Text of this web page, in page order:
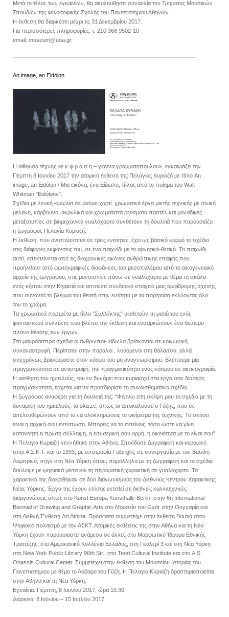
Μετά το τέλος των εγκαινίων, θα ακολουθήσει συναυλία του Τμήματος Μουσικών
Σπουδών της Φιλοσοφικής Σχολής του Πανεπιστημίου Αθηνών.
Η έκθεση θα διαρκέσει μέχρι τις 31 Δεκεμβρίου 2017.
Για περισσότερες πληροφορίες: τ. 210 368 9502-10
email: museum@uoa.gr
An image, an Eidólon
Η αίθουσα τέχνης «ε κ φ ρ α σ η – γιαννα γραμματοπουλου», εγκαινιάζει την
Πέμπτη 8 Ιουνίου 2017 την ατομική έκθεση της Πελαγίας Κυριαζή με τίτλο An
image, an Eidólon / Μια εικόνα, ένα Είδωλο, τίτλος από το ποίημα του Walt
Whitman "Eidólons".
Σχέδια με λευκή κιμωλία σε μαύρο χαρτί, χρωματικά έργα μικτής τεχνικής με σινική
μελάνη, κάρβουνο, ακρυλικά και χρωματιστά ρινίσματα παστέλ και μοναδικές
μεταξοτυπίες σε βιομηχανικό γυαλόχαρτο συνθέτουν τη δουλειά που παρουσιάζει
η ζωγράφος Πελαγία Κυριαζή.
Η έκθεση, που αναπτύσσεται σε τρεις ενότητες, έχει ως βασικό κορμό το σχέδιο
στις διάφορες εκφάνσεις του, σε ένα παιχνίδι με το αρνητικό-θετικό. Το παιχνίδι
αυτό, επεκτείνεται από τις διαχρονικές εικόνες ανθρώπινης επαφής που
προήλθανε από φωτογραφικές διαφάνειες του μεσοπολέμου από το οικογενειακό
αρχείο της ζωγράφου, στις μονοτυπίες πάνω σε γυαλόχαρτο με θέμα τη σκάλα
ενός κήπου στην Κηφισιά και αποτελεί συνδετικό στοιχείο μιας αμφίδρομης σχέσης
που συναντά το βλέμμα του θεατή στην ενότητα με τα πορτραίτα εκλύοντας όλο
του το χρώμα.
Τα χρωματικά πορτρέτα με τίτλο "Συλλέκτης" υιοθετούν τη ματιά του ενός
φανταστικού συλλέκτη που βλέπει την έκθεση και ενσαρκώνουν ένα δεύτερο
πλάνο θέασης των έργων.
Στα μαυρόασπρα σχέδια οι άνθρωποι- είδωλα βρίσκονται σε κοινωνική
συναναστροφή. Περίπατοι στην παραλία , λουόμενοι στη θάλασσα, αλλά
συγχρόνως βρισκόμαστε στον κόσμο του μη αναγνωρίσιμου. Βλέπουμε μια
πραγματικότητα σε αντιστροφή, την πραγματικότητα ενός κόσμου σε ακτινογραφία.
H αίσθηση του ημιτελούς, του εν δυνάμει που κυριαρχεί στα έργα σαν δεύτερη
πραγματικότητα, έρχεται για να προσδιορίσει το συναισθηματικό σχέδιο.
Η ζωγράφος αναφέρει για τη δουλειά της: "Φέρνω στη σκέψη μου τα σχέδια με τη
δυναμική του ημιτελούς, τα skizze, όπως τα αποκαλούσε ο Γύζης, που σε
απελευθερώνουν από το να ολοκληρώσεις το φινίρισμα της τεχνικής. Το σκίτσο
είναι η αρχική σου εντύπωση. Μπορείς να τo εντείνεις, τόσο ώστε να γίνει
κατανοητή η πρώτη σύλληψη, η εσωτερική σου ορμή, η οικειότητα με το είναι σου"
H Πελαγία Κυριαζή γεννήθηκε στην Αθήνα. Σπούδασε ζωγραφική και κεραμική
στην Α.Σ.Κ.Τ. και το 1993, με υποτροφία Fulbright, σε συνεργασία με τον Βασίλη
Λαμπρινό, πήγε στη Νέα Υόρκη όπου, παράλληλα με τη ζωγραφική και το σχέδιο
δούλεψε με ψηφιακά μέσα και τη πειραματική χαρακτική σε γυαλόχαρτο. Τα
χαρακτικά της διακρίθηκαν σε δύο διαγωνισμούς του Διεθνούς Κέντρου Χαρακτικής
Νέας Υόρκης. Έργα της έχουν επίσης εκτεθεί σε διεθνείς καλλιτεχνικές
διοργανώσεις όπως στο Kunst Europa Kunsthalle Berlin, στην 6η International
Biennial of Drawing and Graphic Arts στο Μουσείο του Györ στην Ουγγαρία και
στη Διεθνή Έκθεση Art Athina. Πρόσφατα συμμετείχε στην έκθεση Βουτιά στον
Ψηφιακό πολιτισμό με την ΑΣΚΤ. Ατομικές εκθέσεις της στην Αθήνα και τη Νέα
Υόρκη έχουν παρουσιαστεί ανάμεσα σε άλλες στο Μορφωτικό Ίδρυμα Εθνικής
Τραπέζης, στο Αμερικανικό Κολλέγιο Ελλάδος, στη Γκαλερί 3 και στη Νέα Υόρκη
στη New York Public Library 96th Str., στο Tenri Cultural Institute και στο A.S.
Onassis Cultural Center. Συμμετέχει στην έκθεση του Μουσείου Ιστορίας του
Πανεπιστήμιου με θέμα το Λάβαρο του Γύζη. Η Πελαγία Κυριαζή δραστηριοποιείται
στην Αθήνα και τη Νέα Υόρκη.
Εγκαίνια: Πέμπτη, 8 Ιουνίου 2017, ώρα 19.30
Διάρκεια: 8 Ιουνίου – 15 Ιουλίου 2017